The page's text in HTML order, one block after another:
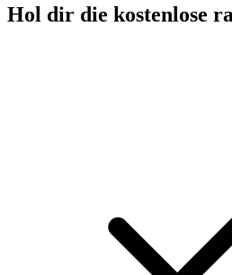
Hol dir die kostenlose